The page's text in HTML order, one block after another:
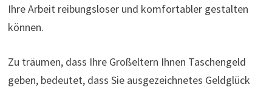
Ihre Arbeit reibungsloser und komfortabler gestalten
können.
Zu träumen, dass Ihre Großeltern Ihnen Taschengeld
geben, bedeutet, dass Sie ausgezeichnetes Geldglück